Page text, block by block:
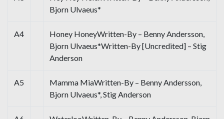
Bjorn Ulvaeus*
A4
Honey HoneyWritten-By – Benny Andersson,
Bjorn Ulvaeus*Written-By [Uncredited] – Stig
Anderson
A5
Mamma MiaWritten-By – Benny Andersson,
Bjorn Ulvaeus*, Stig Anderson